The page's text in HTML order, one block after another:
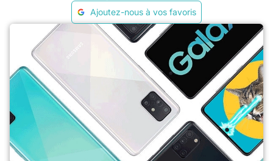
Ajoutez-nous à vos favoris